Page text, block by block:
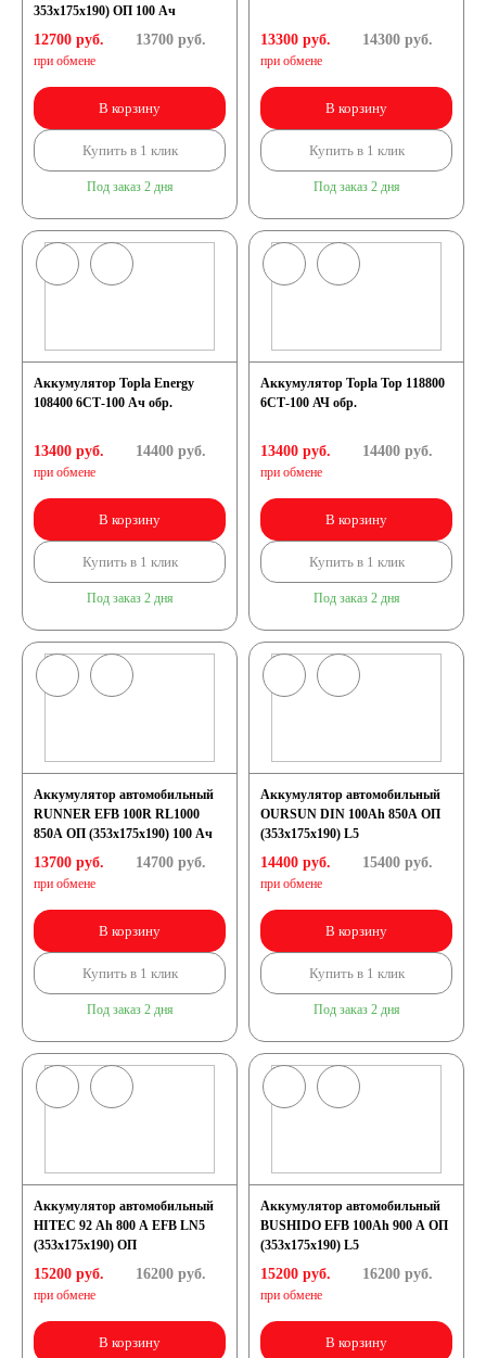
14 А/ч
19 А/ч 20 А/ч
24 А/ч
Технология
Кислотные
Аккумуляторы для
лодок, катеров, яхт
Аккумуляторы для
лодок
Аккумуляторы для
электромоторов
Аккумуляторы для
гидроциклов
аккумуляторы
Аккумуляторы для
ИБП
353x175x190) ОП 100 Ач
12700 руб.
при обмене
13700руб.
В корзину
Купить в 1 клик
Под заказ 2 дня
13300 руб.
при обмене
14300руб.
В корзину
Купить в 1 клик
Под заказ 2 дня
Аккумулятор Topla Energy
108400 6СТ-100 Ач обр.
13400 руб.
при обмене
14400руб.
В корзину
Купить в 1 клик
Под заказ 2 дня
Аккумулятор Topla Top 118800
6СТ-100 АЧ обр.
13400 руб.
при обмене
14400руб.
В корзину
Купить в 1 клик
Под заказ 2 дня
Аккумулятор автомобильный
RUNNER EFB 100R RL1000
850A ОП (353х175х190) 100 Ач
13700 руб.
при обмене
14700руб.
В корзину
Купить в 1 клик
Под заказ 2 дня
Аккумулятор автомобильный
OURSUN DIN 100Ah 850A ОП
(353х175х190) L5
14400 руб.
при обмене
15400руб.
В корзину
Купить в 1 клик
Под заказ 2 дня
Аккумулятор автомобильный
HITEC 92 Ah 800 A EFB LN5
(353x175x190) ОП
15200 руб.
при обмене
16200руб.
В корзину
Аккумулятор автомобильный
BUSHIDO EFB 100Ah 900 A ОП
(353x175x190) L5
15200 руб.
при обмене
16200руб.
В корзину